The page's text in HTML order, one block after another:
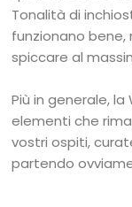
Tonalità di
funzionano
spiccare al
Più in generale,
elementi che
vostri ospiti,
partendo